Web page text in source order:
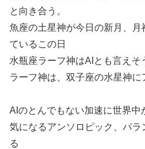
と向き合う。
魚座の土星神が今日の新月、
ているこの日
水瓶座ラーフ神はAIとも言えそ
ラーフ神は、双子座の水星神に
AIのとんでもない加速に世界中
気になるアンソロピック、パ
る